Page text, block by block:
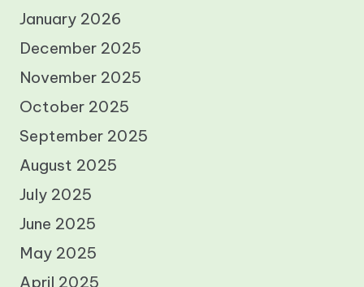
January 2026
December 2025
November 2025
October 2025
September 2025
August 2025
July 2025
June 2025
May 2025
April 2025